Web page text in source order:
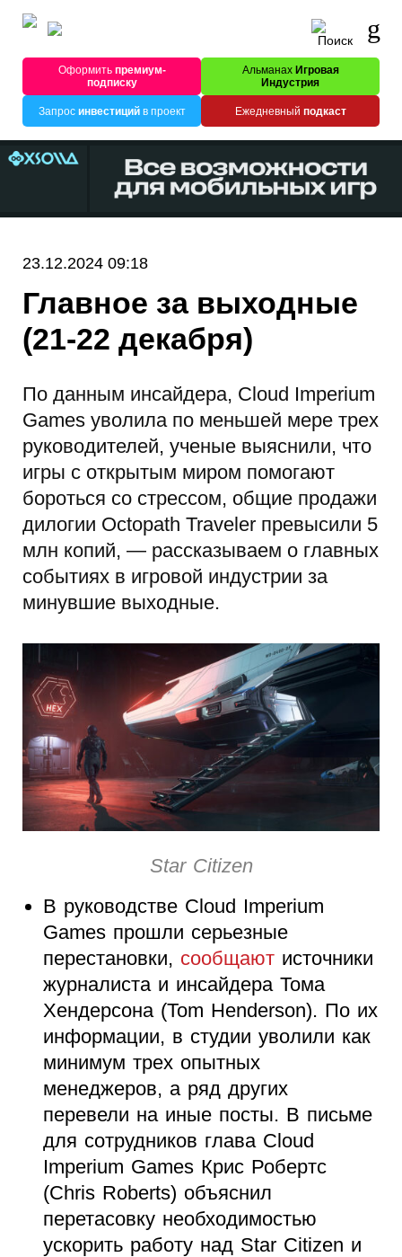
Оформитьпремиум-
подписку
Альманах Игровая
Индустрия
Запрос инвестицийв проект Ежедневный подкаст
23.12.2024 09:18
Главное за выходные
(21-22 декабря)
По данным инсайдера, Cloud Imperium
Games уволила по меньшей мере трех
руководителей, ученые выяснили, что
игры с открытым миром помогают
бороться со стрессом, общие продажи
дилогии Octopath Traveler превысили 5
млн копий, — рассказываем о главных
событиях в игровой индустрии за
минувшие выходные.
Star Citizen
В руководстве Cloud Imperium
Games прошли серьезные
перестановки, сообщаютисточники
журналиста и инсайдера Тома
Хендерсона (Tom Henderson). По их
информации, в студии уволили как
минимум трех опытных
менеджеров, а ряд других
перевели на иные посты. В письме
для сотрудников глава Cloud
Imperium Games Крис Робертс
(Chris Roberts) объяснил
перетасовку необходимостью
ускорить работу над Star Citizen и